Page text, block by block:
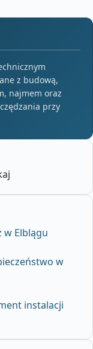
z budową,
najmem oraz
przy
w Elblągu
w
instalacji